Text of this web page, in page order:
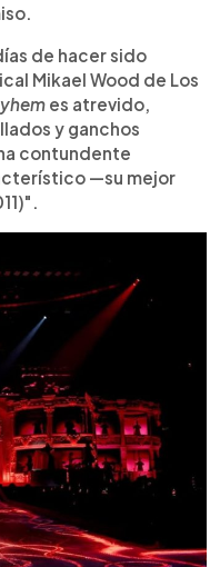
de hacer sido
Mikael Wood de Los
es atrevido,
y ganchos
contundente
—su mejor